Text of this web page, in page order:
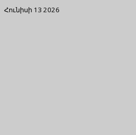
Հունիսի 13 2026